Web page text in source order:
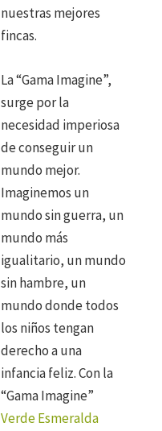
nuestras mejores
fincas.
La “Gama Imagine”,
surge por la
necesidad imperiosa
de conseguir un
mundo mejor.
Imaginemos un
mundo sin guerra, un
mundo más
igualitario, un mundo
sin hambre, un
mundo donde todos
los niños tengan
derecho a una
infancia feliz. Con la
“Gama Imagine”
Verde Esmeralda